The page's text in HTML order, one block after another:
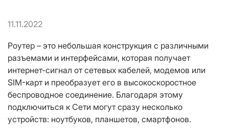
11.11.2022
Роутер – это небольшая конструкция с различными
разъемами и интерфейсами, которая получает
интернет-сигнал от сетевых кабелей, модемов или
SIM-карт и преобразует его в высокоскоростное
беспроводное соединение. Благодаря этому
подключиться к Сети могут сразу несколько
устройств: ноутбуков, планшетов, смартфонов.